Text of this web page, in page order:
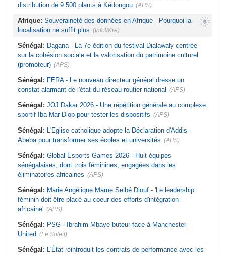
distribution de 9 500 plants à Kédougou (APS)
Afrique: Souveraineté des données en Afrique - Pourquoi la
localisation ne suffit plus (InfoWire)
Sénégal: Dagana - La 7e édition du festival Dialawaly centrée
sur la cohésion sociale et la valorisation du patrimoine culturel
(promoteur) (APS)
Sénégal: FERA - Le nouveau directeur général dresse un
constat alarmant de l'état du réseau routier national (APS)
Sénégal: JOJ Dakar 2026 - Une répétition générale au complexe
sportif Iba Mar Diop pour tester les dispositifs (APS)
Sénégal: L'Eglise catholique adopte la Déclaration d'Addis-
Abeba pour transformer ses écoles et universités (APS)
Sénégal: Global Esports Games 2026 - Huit équipes
sénégalaises, dont trois féminines, engagées dans les
éliminatoires africaines (APS)
Sénégal: Marie Angélique Mame Selbé Diouf - 'Le leadership
féminin doit être placé au coeur des efforts d'intégration
africaine' (APS)
Sénégal: PSG - Ibrahim Mbaye buteur face à Manchester
United (Le Soleil)
Sénégal: L'État réintroduit les contrats de performance avec les